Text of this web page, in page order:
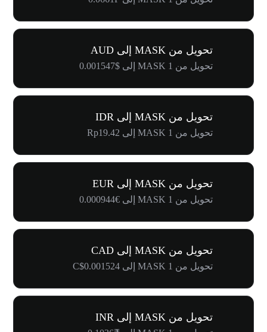
تحويل من MASK إلى AUD
تحويل من 1 MASK إلى $0.001547
تحويل من MASK إلى IDR
تحويل من 1 MASK إلى Rp19.42
تحويل من MASK إلى EUR
تحويل من 1 MASK إلى €0.000944
تحويل من MASK إلى CAD
تحويل من 1 MASK إلى C$0.001524
تحويل من MASK إلى INR